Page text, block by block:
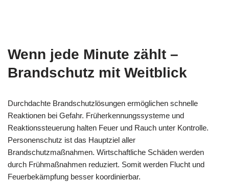
Wenn jede Minute zählt –
Brandschutz mit Weitblick
Durchdachte Brandschutzlösungen ermöglichen schnelle
Reaktionen bei Gefahr. Früherkennungssysteme und
Reaktionssteuerung halten Feuer und Rauch unter Kontrolle.
Personenschutz ist das Hauptziel aller
Brandschutzmaßnahmen. Wirtschaftliche Schäden werden
durch Frühmaßnahmen reduziert. Somit werden Flucht und
Feuerbekämpfung besser koordinierbar.